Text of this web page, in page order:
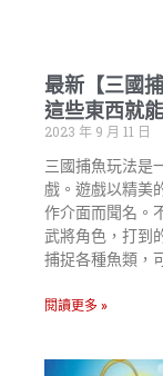
最新【三國
這些東西就
2023 年 9 月 11 日
三國捕魚玩法是
戲。遊戲以精美
作介面而聞名。
武將角色，打到
捕捉各種魚類，
閱讀更多 »